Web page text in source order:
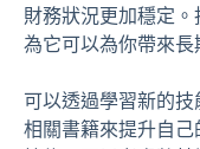
財務狀況更加穩定
為它可以為你帶來長
可以透過學習新的
相關書籍來提升自